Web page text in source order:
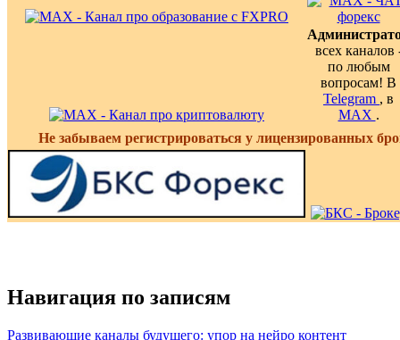
всех каналов
по любым
вопросам! В
Telegram , в
MAX .
Не забываем регистрироваться у лицензированных
Навигация по записям
Развивающие каналы будущего: упор на нейро контент